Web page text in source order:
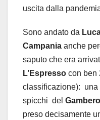
uscita dalla
Sono andato da
Campania anche
saputo che era
L’Espresso con ben
classificazione): una
spicchi del
preso decisamente